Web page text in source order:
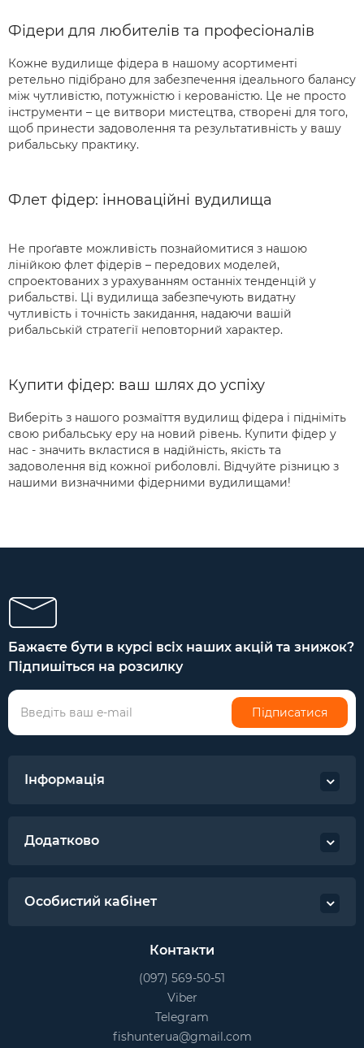
Фідери для любителів та професіоналів
Кожне вудилище фідера в нашому асортименті
ретельно підібрано для забезпечення ідеального балансу
між чутливістю, потужністю і керованістю. Це не просто
інструменти – це витвори мистецтва, створені для того,
щоб принести задоволення та результативність у вашу
рибальську практику.
Флет фідер: інноваційні вудилища
Не проґавте можливість познайомитися з нашою
лінійкою флет фідерів – передових моделей,
спроектованих з урахуванням останніх тенденцій у
рибальстві. Ці вудилища забезпечують видатну
чутливість і точність закидання, надаючи вашій
рибальській стратегії неповторний характер.
Купити фідер: ваш шлях до успіху
Виберіть з нашого розмаїття вудилищ фідера і підніміть
свою рибальську еру на новий рівень. Купити фідер у
нас - значить вкластися в надійність, якість та
задоволення від кожної риболовлі. Відчуйте різницю з
нашими визначними фідерними вудилищами!
Бажаєте бути в курсі всіх наших акцій та знижок?
Підпишіться на розсилку
Підписатися
Інформація
Додатково
Особистий кабінет
Контакти
(097) 569-50-51
Viber
Telegram
fishunterua@gmail.com